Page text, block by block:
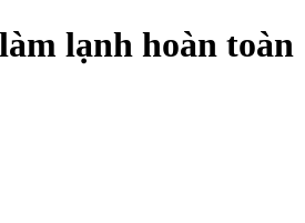
lạnh hoàn toàn